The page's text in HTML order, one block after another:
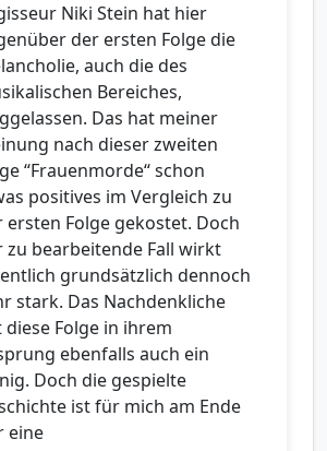
Niki Stein hat hier
der ersten Folge die
auch die des
Bereiches,
Das hat meiner
nach dieser zweiten
“Frauenmorde“ schon
positives im Vergleich zu
ersten Folge gekostet. Doch
zu bearbeitende Fall wirkt
grundsätzlich dennoch
stark. Das Nachdenkliche
diese Folge in ihrem
ebenfalls auch ein
Doch die gespielte
ist für mich am Ende
eine